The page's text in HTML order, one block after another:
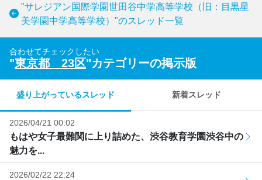
"サレジアン国際学園世田谷中学高等学校（旧：目黒星
美学園中学高等学校）"のスレッド一覧
合わせてチェックしたい
"東京都 23区"カテゴリーの掲示版
盛り上がっているスレッド 新着スレッド
2026/04/21 00:02
もはや女子最難関に上り詰めた、渋谷教育学園渋谷中の
魅力を...
2026/02/22 22:24